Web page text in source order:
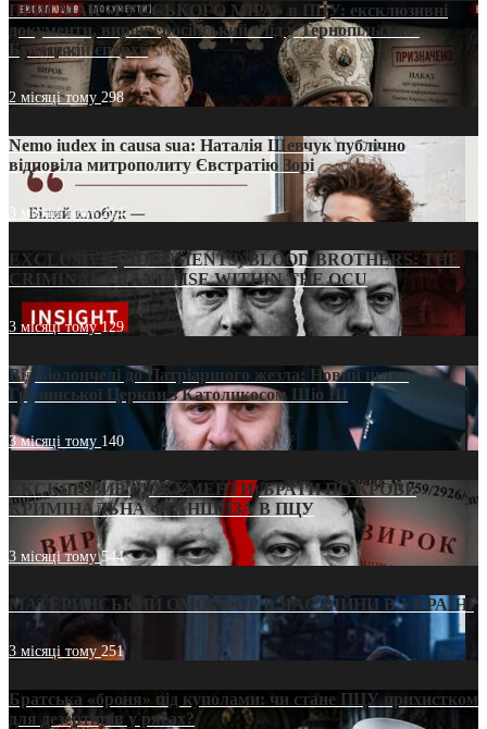
ПРИСМАК «РУССЬКОГО МІРА» в ПЦУ: ексклюзивні
документи, вирок і російський слід у Тернопільсько-
Бучацькій єпархії
2 місяці тому 298
Nemo iudex in causa sua: Наталія Шевчук публічно
відповіла митрополиту Євстратію Зорі
3 місяці тому214
EXCLUSIVE (DOCUMENTS)/BLOOD BROTHERS: THE
CRIMINAL FRANCHISE WITHIN THE OCU
3 місяці тому129
Від віолончелі до Патріаршого жезла: Новий шлях
Грузинської Церкви з Католикосом Шіо III
3 місяці тому 140
ЕКСКЛЮЗИВ (ДОКУМЕНТИ)/БРАТИ ПО КРОВІ:
КРИМІНАЛЬНА ФРАНШИЗА В ПЦУ
3 місяці тому544
МАТЕРИНСЬКИЙ ОМОРФОР В ЧАС ВІЙНИ В УКРАЇНІ
3 місяці тому251
Братська «броня» під куполами: чи стане ПЦУ прихистком
для дезертирів у рясах?